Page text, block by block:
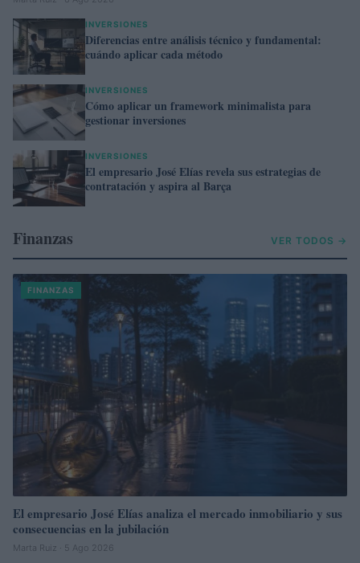
INVERSIONES
Diferencias entre análisis técnico y fundamental:
cuándo aplicar cada método
INVERSIONES
Cómo aplicar un framework minimalista para
gestionar inversiones
INVERSIONES
El empresario José Elías revela sus estrategias de
contratación y aspira al Barça
Finanzas VER TODOS →
FINANZAS
El empresario José Elías analiza el mercado inmobiliario y sus
consecuencias en la jubilación
Marta Ruiz · 5 Ago 2026